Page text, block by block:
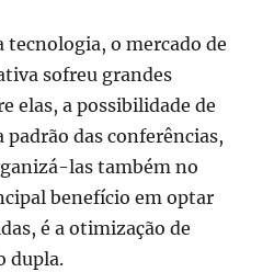
tecnologia, o mercado de
sofreu grandes
elas, a possibilidade de
das conferências,
las também no
benefício em optar
é a otimização de
dupla.